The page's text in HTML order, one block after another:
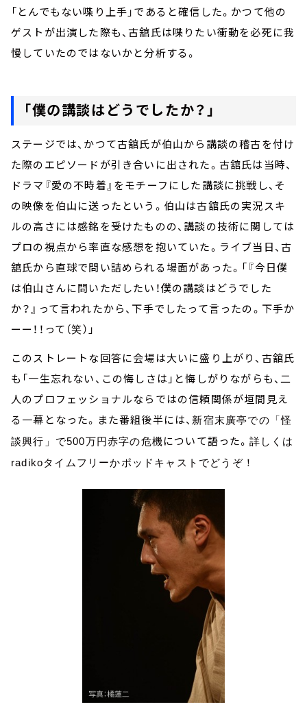
「とんでもない喋り上手」であると確信した。かつて他の
ゲストが出演した際も、古舘氏は喋りたい衝動を必死に我
慢していたのではないかと分析する。
「僕の講談はどうでしたか？」
ステージでは、かつて古舘氏が伯山から講談の稽古を付け
た際のエピソードが引き合いに出された。古舘氏は当時、
ドラマ『愛の不時着』をモチーフにした講談に挑戦し、そ
の映像を伯山に送ったという。伯山は古舘氏の実況スキ
ルの高さには感銘を受けたものの、講談の技術に関しては
プロの視点から率直な感想を抱いていた。ライブ当日、古
舘氏から直球で問い詰められる場面があった。「『今日僕
は伯山さんに問いただしたい！僕の講談はどうでした
か？』って言われたから、下手でしたって言ったの。下手か
ーー！！って（笑）」
このストレートな回答に会場は大いに盛り上がり、古舘氏
も「一生忘れない、この悔しさは」と悔しがりながらも、二
人のプロフェッショナルならではの信頼関係が垣間見え
る一幕となった。また番組後半には、 新宿末廣亭での「怪
談興行」で500万円赤字の危機について語った。 詳しくは
radikoタイムフリーかポッドキャストでどうぞ！